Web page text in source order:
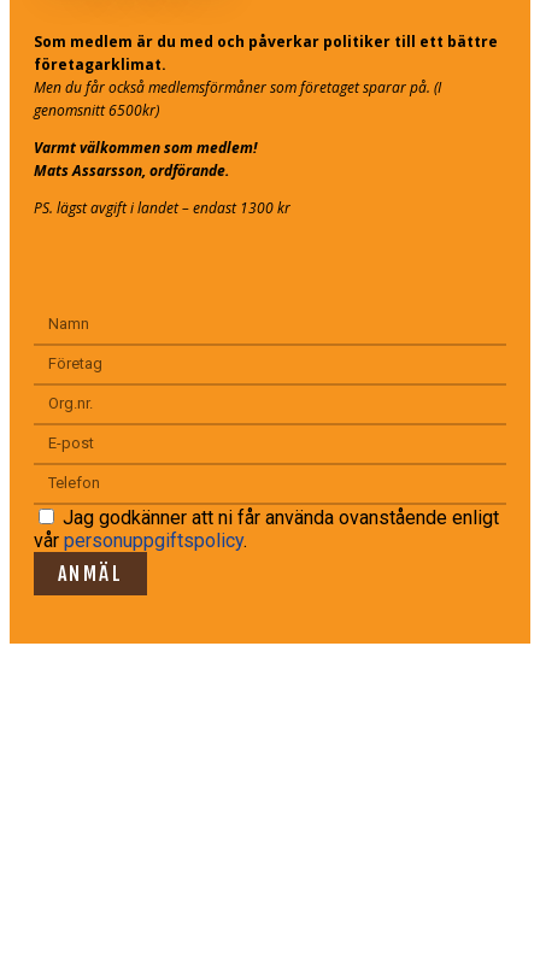
Som medlem är du med och påverkar politiker till ett bättre
företagarklimat.
Men du får också medlemsförmåner som företaget sparar på. (I
genomsnitt 6500kr)
Varmt välkommen som medlem!
Mats Assarsson, ordförande.
PS. lägst avgift i landet – endast 1300 kr
Jag godkänner att ni får använda ovanstående enligt
vår personuppgiftspolicy.
ANMÄL